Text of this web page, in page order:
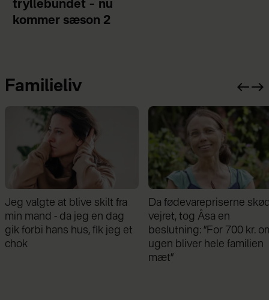
tryllebundet – nu
kommer sæson 2
Familieliv
Da fødevarepriserne skød i
vejret, tog Åsa en
beslutning: ”For 700 kr. om
ugen bliver hele familien
Charlotte Bøving blev
forenet med sin bror i
sorgen: Intet kan skille os